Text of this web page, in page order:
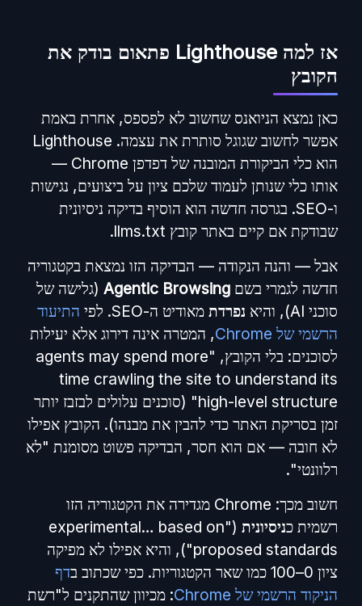
אז למה Lighthouse פתאום בודק את
הקובץ
כאן נמצא הניואנס שחשוב לא לפספס, אחרת באמת
אפשר לחשוב שגוגל סותרת את עצמה. Lighthouse
הוא כלי הביקורת המובנה של דפדפן Chrome —
אותו כלי שנותן לעמוד שלכם ציון על ביצועים, נגישות
ו-SEO. בגרסה חדשה הוא הוסיף בדיקה ניסיונית
שבודקת אם קיים באתר קובץ llms.txt.
אבל — והנה הנקודה — הבדיקה הזו נמצאת בקטגוריה
חדשה לגמרי בשם Agentic Browsing (גלישה של
סוכני AI), והיא
נפרדת מאודיט ה-SEO. לפי
התיעוד
הרשמי של Chrome
, המטרה אינה דירוג אלא יעילות
לסוכנים: בלי הקובץ, "agents may spend more
time crawling the site to understand its
high-level structure" (סוכנים עלולים לבזבז יותר
זמן בסריקת האתר כדי להבין את מבנהו). הקובץ אפילו
לא חובה — אם הוא חסר, הבדיקה פשוט מסומנת "לא
רלוונטי".
חשוב מכך: Chrome מגדירה את הקטגוריה הזו
רשמית כניסיונית
("experimental… based on
proposed standards"), והיא אפילו לא מפיקה
ציון 0–100 כמו שאר הקטגוריות. כפי שכתוב ב
דף
הניקוד הרשמי של Chrome
: מכיוון שהתקנים ל"רשת